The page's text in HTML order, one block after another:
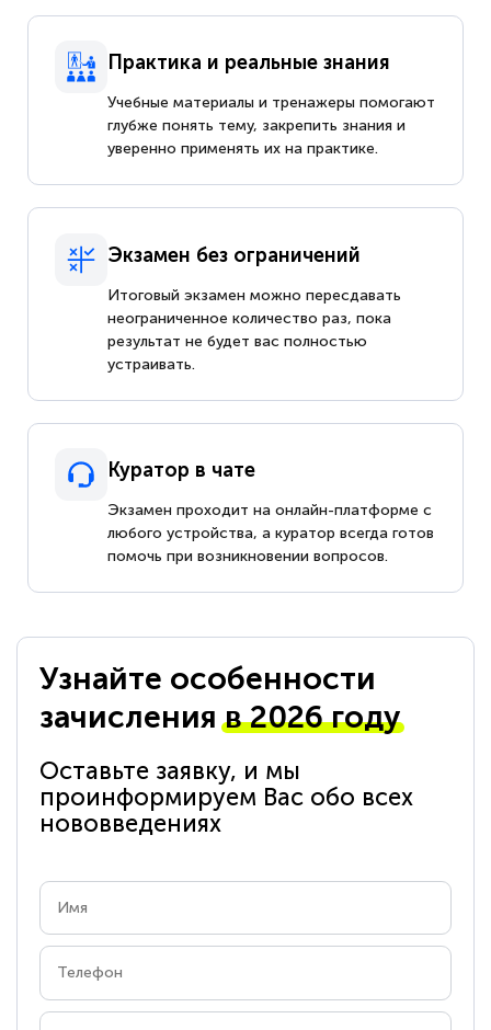
Практика и реальные знания
Учебные материалы и тренажеры помогают
глубже понять тему, закрепить знания и
уверенно применять их на практике.
Экзамен без ограничений
Итоговый экзамен можно пересдавать
неограниченное количество раз, пока
результат не будет вас полностью
устраивать.
Куратор в чате
Экзамен проходит на онлайн-платформе с
любого устройства, а куратор всегда готов
помочь при возникновении вопросов.
Узнайте особенности
зачисленияв 2026 году
Оставьте заявку, и мы
проинформируем Вас обо всех
нововведениях